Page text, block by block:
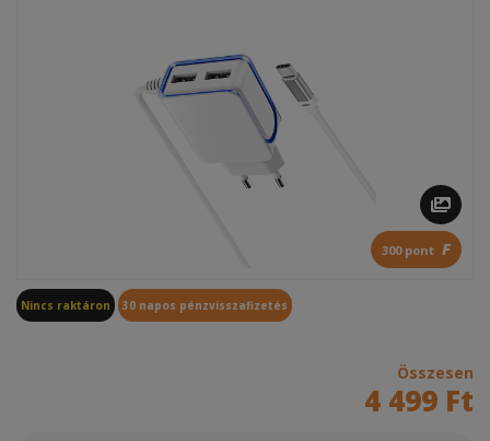
300 pont F
Nincs raktáron 30 napos pénzvisszafizetés
Összesen
4 499 Ft